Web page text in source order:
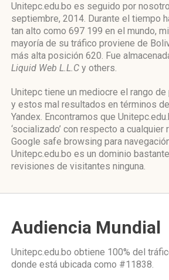
Unitepc.edu.bo es seguido por
septiembre, 2014. Durante el tiempo
tan alto como 697 199 en el mundo,
mayoría de su tráfico proviene de
más alta posición 620. Fue
Liquid Web L.L.C y others.
Unitepc tiene un mediocre el rango de
y estos mal resultados en términos
Yandex. Encontramos que
‘socializado’ con respecto a cualquier
Google safe browsing para
Unitepc.edu.bo es un dominio
revisiones de visitantes ninguna.
Audiencia Mundial
Unitepc.edu.bo obtiene 100% del
donde está ubicada como #11838.